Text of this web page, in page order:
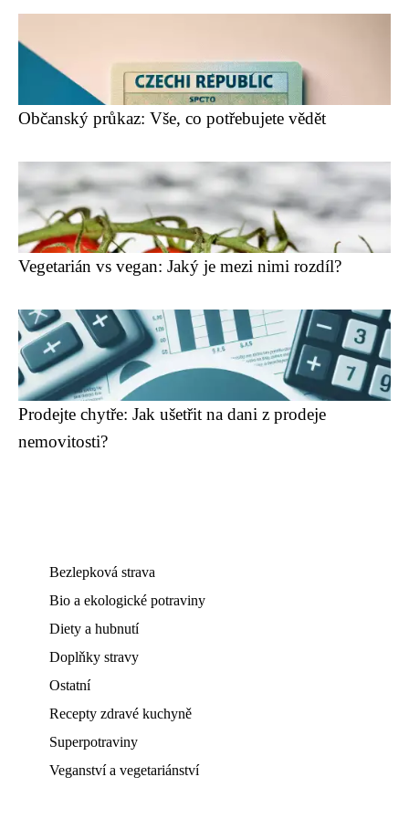
Občanský průkaz: Vše, co potřebujete vědět
Vegetarián vs vegan: Jaký je mezi nimi rozdíl?
Prodejte chytře: Jak ušetřit na dani z prodeje
nemovitosti?
Bezlepková strava
Bio a ekologické potraviny
Diety a hubnutí
Doplňky stravy
Ostatní
Recepty zdravé kuchyně
Superpotraviny
Veganství a vegetariánství